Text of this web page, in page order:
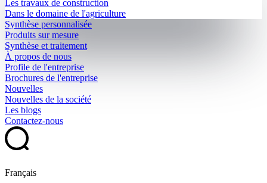
Les travaux de construction
Dans le domaine de l'agriculture
Synthèse personnalisée
Produits sur mesure
Synthèse et traitement
À propos de nous
Profile de l'entreprise
Brochures de l'entreprise
Nouvelles
Nouvelles de la société
Les blogs
Contactez-nous
Français